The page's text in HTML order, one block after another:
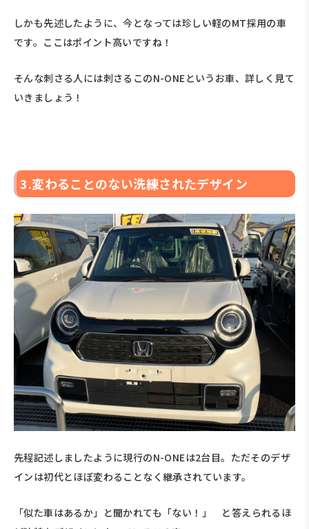
しかも先述したように、今となっては珍しい軽のMT採用の車
です。ここはポイント高いですね！
そんな刺さる人には刺さるこのN-ONEというお車、詳しく見て
いきましょう！
3.変わることのない洗練されたデザイン
先程記述しましたように現行のN-ONEは2台目。ただそのデザ
インは初代とほぼ変わることなく継承されています。
「似た車はあるか」と聞かれても「ない！」 と答えられるほ